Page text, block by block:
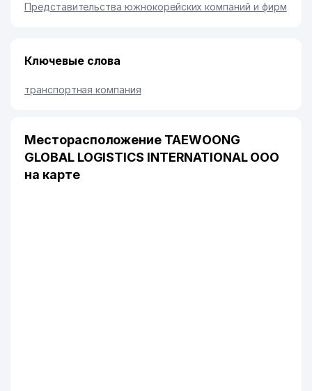
Представительства южнокорейских компаний и фирм
Ключевые слова
транспортная компания
Месторасположение TAEWOONG
GLOBAL LOGISTICS INTERNATIONAL ООО
на карте